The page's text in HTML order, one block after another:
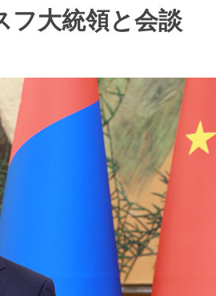
フ大統領と会談